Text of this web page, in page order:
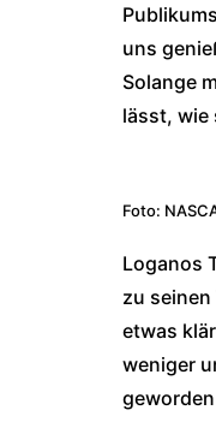
uns
Solange
lässt, wie
Foto:
Loganos
zu
etwas
weniger